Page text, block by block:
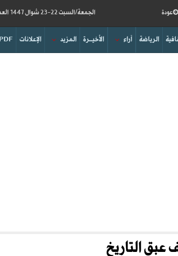
الجمعة/السبت 22-23 شوال 1447 العدد 19233 عودة
PDF الإعلانات المزيد الأخيــرة آراء الرياضة
عبق التاريخ